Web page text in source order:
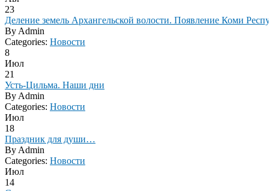
23
Деление земель Архангельской волости. Появление Коми
By Admin
Categories: Новости
8
Июл
21
Усть-Цильма. Наши дни
By Admin
Categories: Новости
Июл
18
Праздник для души…
By Admin
Categories: Новости
Июл
14